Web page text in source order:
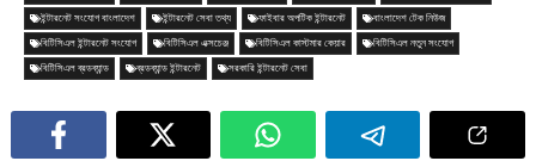
ইন্টারনেট সংযোগ বাংলাদেশ ইন্টারনেট সেবা তথ্য ফাইবার অপটিক ইন্টারনেট বাংলাদেশ টেক নিউজ
বিটিসিএল ইন্টারনেট সংযোগ বিটিসিএল এক্সচেঞ্জ বিটিসিএল কাস্টমার কেয়ার বিটিসিএল নতুন সংযোগ
বিটিসিএল ব্রডব্যান্ড ব্রডব্যান্ড ইন্টারনেট সরকারি ইন্টারনেট সেবা